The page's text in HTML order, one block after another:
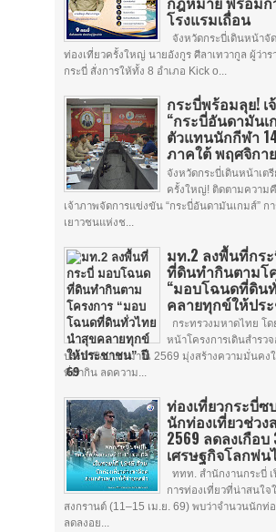
โรงแรมเถื่อน
จังหวัดกระบี่เดินหน้าจั
ท่องเที่ยวครั้งใหญ่ นายอังกูร ศีลาเทวากูล ผู้ว่าร
กระบี่ สั่งการให้ทั้ง 8 อำเภอ Kick o...
กระบี่พร้อมลุย! เ
“กระบี่อันดามันเ
ตัวแทนนักกีฬา
ภาคใต้ พฤศจิกา
จังหวัดกระบี่เดินหน้าเต
ครั้งใหญ่! ติดตามความ
เจ้าภาพจัดการแข่งขัน “กระบี่อันดามันเกมส์” ก
เยาวชนแห่งช...
มท.2 ลงพื้นที่กร
ที่ดินทำกินตามโ
“มอบโฉนดที่ดิน
คลายทุกข์ให้ปร
กระทรวงมหาดไทย โ
หน้าโครงการเดินสำรว
ประจำปีงบประมาณ 2569 มุ่งสร้างความมั่นคง
ที่ทำกิน ลดความ...
ท่องเที่ยวกระบี่ซ
นักท่องเที่ยวช่วง
2569 ลดลงเกือ
เศรษฐกิจโลกพ่น
ททท. สำนักงานกระบี่ เ
การท่องเที่ยวที่น่าสนใจ
สงกรานต์ (11–15 เม.ย. 69) พบว่าจำนวนนักท่อ
ลดลงอย...